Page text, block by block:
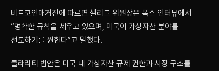
비트코인매거진에 따르면 셀리그 위원장은 폭스 인터뷰에서
“명확한 규칙을 세우고 있으며, 미국이 가상자산 분야를
선도하기를 원한다”고 말했다.
클라리티 법안은 미국 내 가상자산 규제 권한과 시장 구조를